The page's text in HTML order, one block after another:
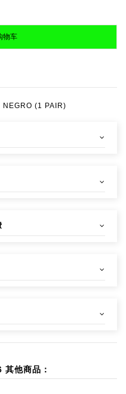
物车
(1 PAIR)
其他商品：